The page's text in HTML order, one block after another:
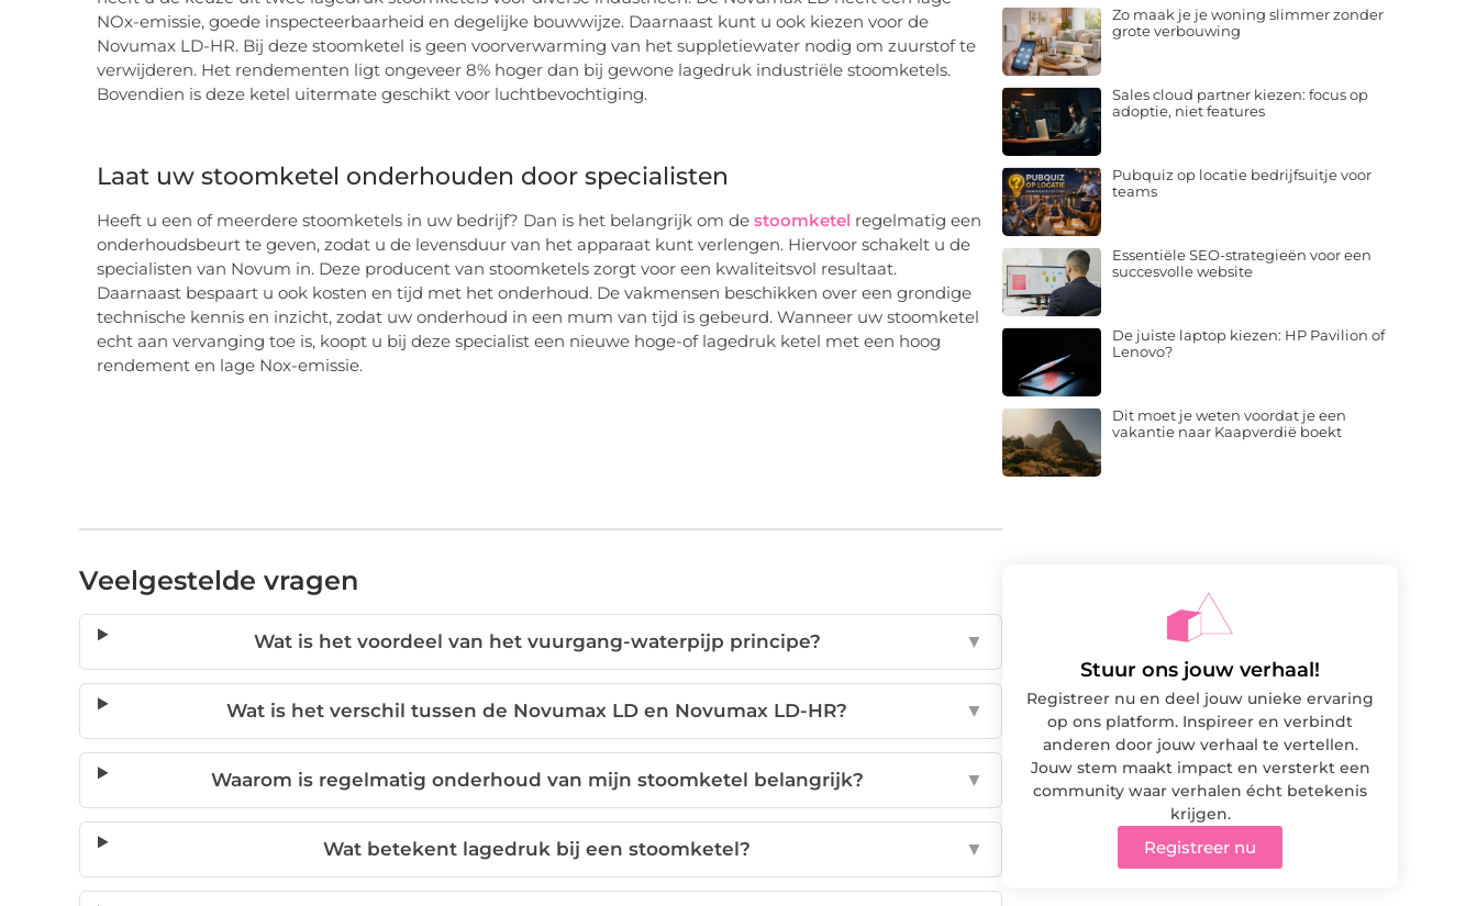
NOx-emissie, goede inspecteerbaarheid en degelijke bouwwijze. Daarnaast kunt u ook kiezen voor de
Novumax LD-HR. Bij deze stoomketel is geen voorverwarming van het suppletiewater nodig om zuurstof te
verwijderen. Het rendementen ligt ongeveer 8% hoger dan bij gewone lagedruk industriële stoomketels.
Bovendien is deze ketel uitermate geschikt voor luchtbevochtiging.
Laat uw stoomketel onderhouden door specialisten
Heeft u een of meerdere stoomketels in uw bedrijf? Dan is het belangrijk om de stoomketel regelmatig een
onderhoudsbeurt te geven, zodat u de levensduur van het apparaat kunt verlengen. Hiervoor schakelt u de
specialisten van Novum in. Deze producent van stoomketels zorgt voor een kwaliteitsvol resultaat.
Daarnaast bespaart u ook kosten en tijd met het onderhoud. De vakmensen beschikken over een grondige
technische kennis en inzicht, zodat uw onderhoud in een mum van tijd is gebeurd. Wanneer uw stoomketel
echt aan vervanging toe is, koopt u bij deze specialist een nieuwe hoge-of lagedruk ketel met een hoog
rendement en lage Nox-emissie.
Veelgestelde vragen
Wat is het voordeel van het vuurgang-waterpijp principe? ▼
Wat is het verschil tussen de Novumax LD en Novumax LD-HR? ▼
Waarom is regelmatig onderhoud van mijn stoomketel belangrijk? ▼
Wat betekent lagedruk bij een stoomketel? ▼
Zo maak je je woning slimmer zonder
grote verbouwing
Sales cloud partner kiezen: focus op
adoptie, niet features
Pubquiz op locatie bedrijfsuitje voor
teams
Essentiële SEO-strategieën voor een
succesvolle website
De juiste laptop kiezen: HP Pavilion of
Lenovo?
Dit moet je weten voordat je een
vakantie naar Kaapverdië boekt
Stuur ons jouw verhaal!
Registreer nu en deel jouw unieke ervaring
op ons platform. Inspireer en verbindt
anderen door jouw verhaal te vertellen.
Jouw stem maakt impact en versterkt een
community waar verhalen écht betekenis
krijgen.
Registreer nu